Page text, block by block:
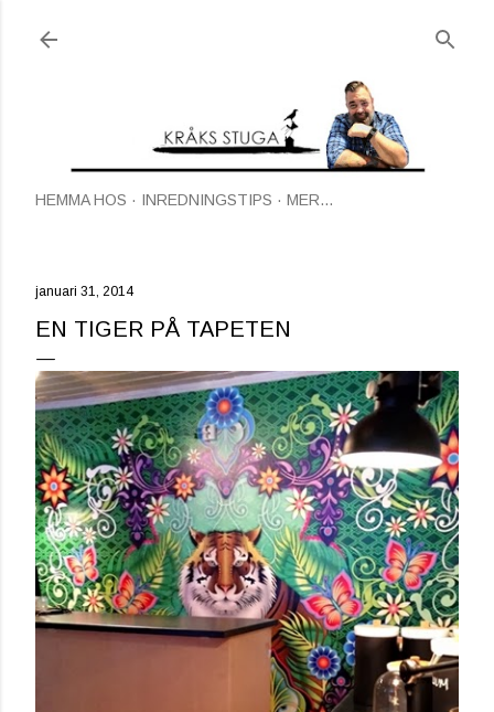
HEMMA HOS INREDNINGSTIPS MER…
januari 31, 2014
EN TIGER PÅ TAPETEN